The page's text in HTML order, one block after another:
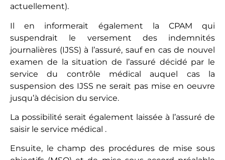
actuellement).
Il en informerait également la CPAM qui
suspendrait le versement des indemnités
journalières (IJSS) à l’assuré, sauf en cas de nouvel
examen de la situation de l’assuré décidé par le
service du contrôle médical auquel cas la
suspension des IJSS ne serait pas mise en oeuvre
jusqu’à décision du service.
La possibilité serait également laissée à l’assuré de
saisir le service médical .
Ensuite, le champ des procédures de mise sous